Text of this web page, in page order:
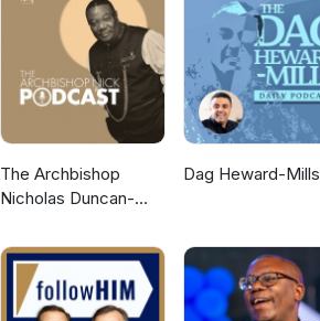
The Archbishop
Nicholas Duncan-
Dag Heward-Mills